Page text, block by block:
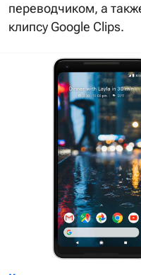
переводчиком, а
клипсу Google Clips.